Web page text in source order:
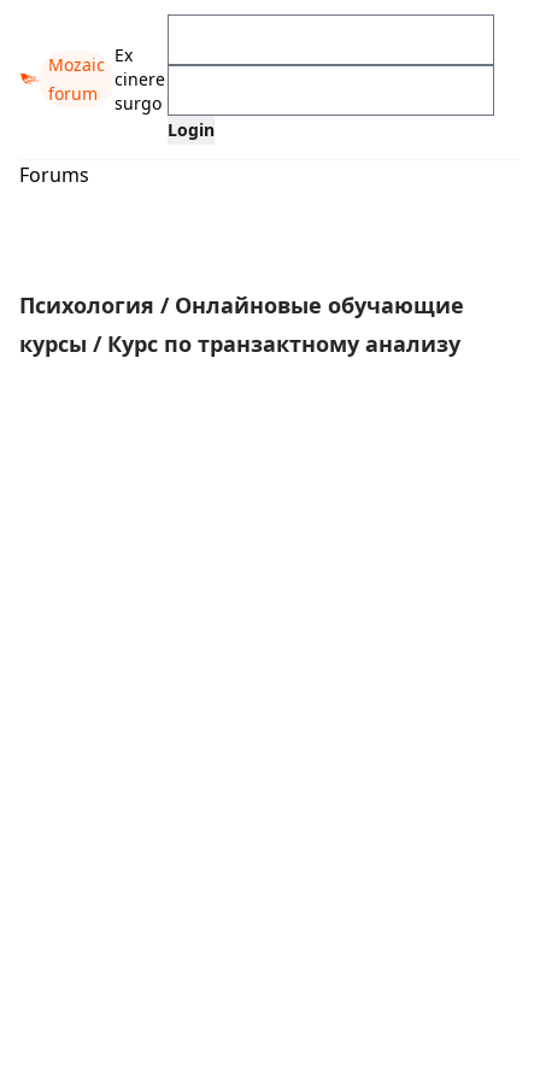
Mozaic
forum
Ex
cinere
surgo
Forums
Психология / Онлайновые обучающие
курсы / Курс по транзактному анализу